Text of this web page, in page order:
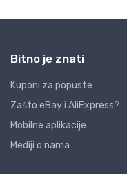
Bitno je znati
Kuponi za popuste
Zašto eBay i AliExpress?
Mobilne aplikacije
Mediji o nama